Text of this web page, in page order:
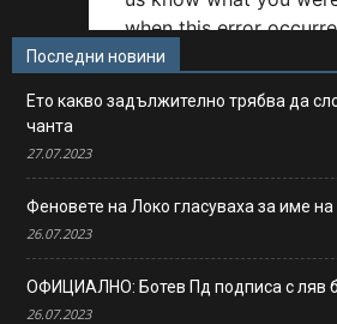
Последни новини
Ето какво задължително трябва да
чанта
27.07.2023
Феновете на Локо гласуваха за име на
26.07.2023
ОФИЦИАЛНО: Ботев Пд подписа с ляв
26.07.2023